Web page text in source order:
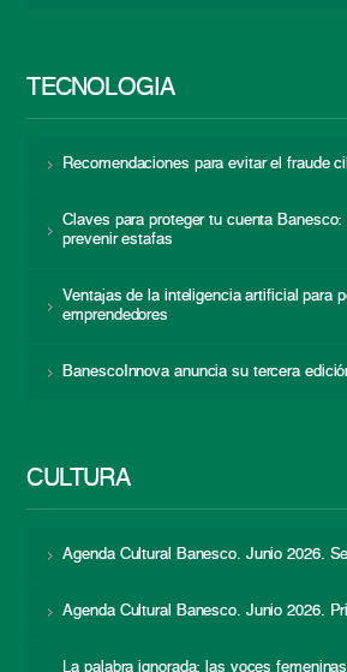
TECNOLOGÍA
Recomendaciones para evitar el fraude
Claves para proteger tu cuenta
prevenir estafas
Ventajas de la inteligencia artificial para
emprendedores
BanescoInnova anuncia su tercera
CULTURA
Agenda Cultural Banesco. Junio 2026.
Agenda Cultural Banesco. Junio 2026.
La palabra ignorada: las voces